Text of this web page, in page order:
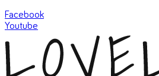
Facebook
Youtube